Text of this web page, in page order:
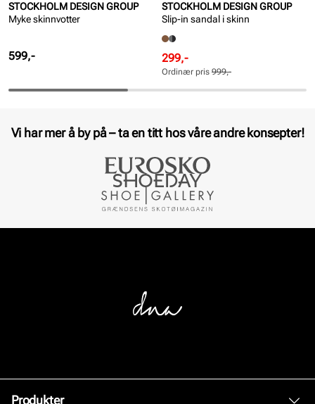
STOCKHOLM DESIGN GROUP
Myke skinnvotter
Pris
599,-
STOCKHOLM DESIGN GROUP
Slip-in sandal i skinn
Rabattert
pris
Pris
299,-
Ordinær
pris
Pris
Ordinær pris 999,-
Vi har mer å by på – ta en titt hos våre andre konsepter!
Produkter